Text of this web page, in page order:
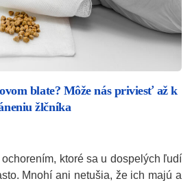
blate? Môže nás priviesť až k
žlčníka
ktoré sa u dospelých ľudí
Mnohí ani netušia, že ich majú a